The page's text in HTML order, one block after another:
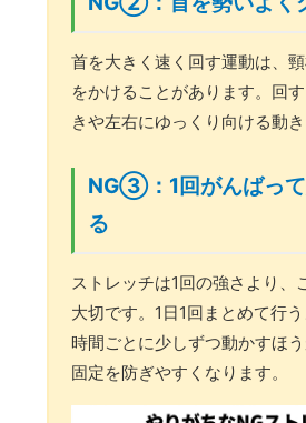
首を大きく速く回す運動は、
をかけることがあります。回
きや左右にゆっくり向ける動き
NG③：1回がんばっ
る
ストレッチは1回の強さより、
大切です。1日1回まとめて行
時間ごとに少しずつ動かすほ
固定を防ぎやすくなります。